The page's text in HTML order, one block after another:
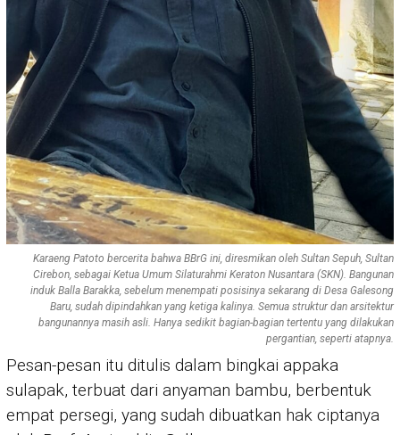
Karaeng Patoto bercerita bahwa BBrG ini, diresmikan oleh Sultan Sepuh, Sultan
Cirebon, sebagai Ketua Umum Silaturahmi Keraton Nusantara (SKN). Bangunan
induk Balla Barakka, sebelum menempati posisinya sekarang di Desa Galesong
Baru, sudah dipindahkan yang ketiga kalinya. Semua struktur dan arsitektur
bangunannya masih asli. Hanya sedikit bagian-bagian tertentu yang dilakukan
pergantian, seperti atapnya.
Pesan-pesan itu ditulis dalam bingkai appaka
sulapak, terbuat dari anyaman bambu, berbentuk
empat persegi, yang sudah dibuatkan hak ciptanya